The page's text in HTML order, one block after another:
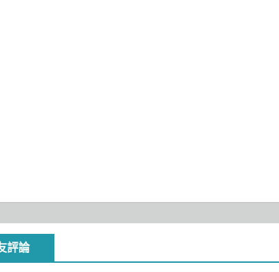
評論